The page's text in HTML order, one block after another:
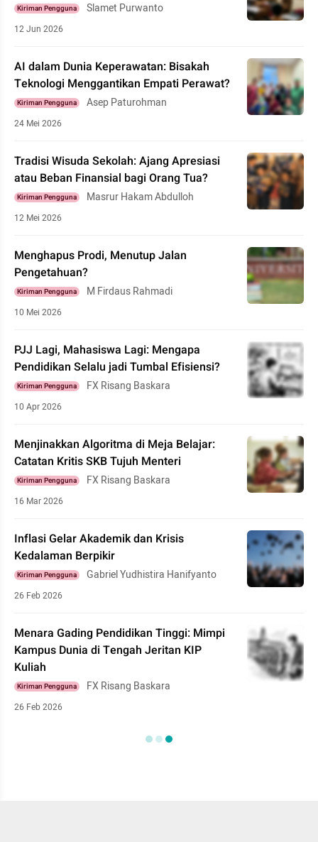
Kiriman Pengguna Slamet Purwanto
12 Jun 2026
AI dalam Dunia Keperawatan: Bisakah
Teknologi Menggantikan Empati Perawat?
Kiriman Pengguna Asep Paturohman
24 Mei 2026
Tradisi Wisuda Sekolah: Ajang Apresiasi
atau Beban Finansial bagi Orang Tua?
Kiriman Pengguna Masrur Hakam Abdulloh
12 Mei 2026
Menghapus Prodi, Menutup Jalan
Pengetahuan?
Kiriman Pengguna M Firdaus Rahmadi
10 Mei 2026
PJJ Lagi, Mahasiswa Lagi: Mengapa
Pendidikan Selalu jadi Tumbal Efisiensi?
Kiriman Pengguna FX Risang Baskara
10 Apr 2026
Menjinakkan Algoritma di Meja Belajar:
Catatan Kritis SKB Tujuh Menteri
Kiriman Pengguna FX Risang Baskara
16 Mar 2026
Inflasi Gelar Akademik dan Krisis
Kedalaman Berpikir
Kiriman Pengguna Gabriel Yudhistira Hanifyanto
26 Feb 2026
Menara Gading Pendidikan Tinggi: Mimpi
Kampus Dunia di Tengah Jeritan KIP
Kuliah
Kiriman Pengguna FX Risang Baskara
26 Feb 2026